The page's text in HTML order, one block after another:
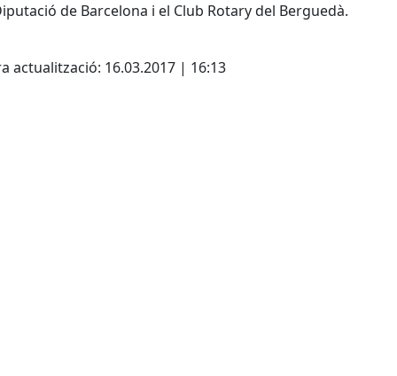
de Barcelona i el Club Rotary del Berguedà.
actualització: 16.03.2017 | 16:13